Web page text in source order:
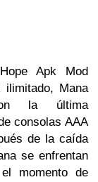
Apk Mod
ilimitado, Mana
la última
consolas AAA
de la caída
se enfrentan
momento de